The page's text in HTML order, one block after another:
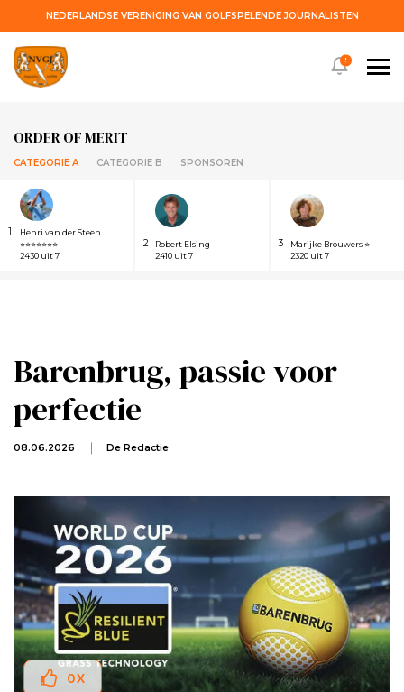
NEDERLANDSE VERENIGING VAN GOLFSPELENDE JOURNALISTEN
ORDER OF MERIT
CATEGORIE A CATEGORIE B SPONSOREN
1
Henri van der Steen
⭐⭐⭐⭐⭐⭐⭐
2430 uit 7
2
Robert Elsing
2410 uit 7
3
Marijke Brouwers ⭐
2320 uit 7
!
Barenbrug, passie voor
perfectie
08.06.2026 De Redactie
0X